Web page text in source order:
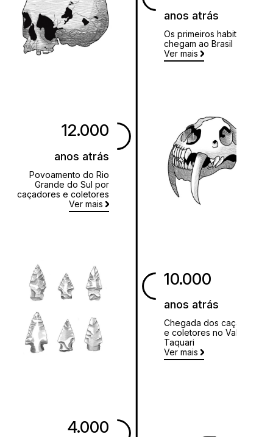
Os primeiros habitantes
chegam ao Brasil
Ver mais
anos atrás
Povoamento do Rio
Grande do Sul por
caçadores e coletores
Ver mais
12.000
anos atrás
Chegada dos caçadores
e coletores no Vale do
Taquari
Ver mais
10.000
anos atrás
4.000